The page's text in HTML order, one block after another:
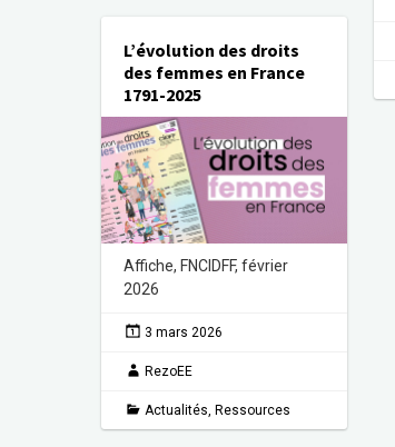
L’évolution des droits
des femmes en France
1791-2025
Affiche, FNCIDFF, février
2026
3 mars 2026
RezoEE
Actualités, Ressources